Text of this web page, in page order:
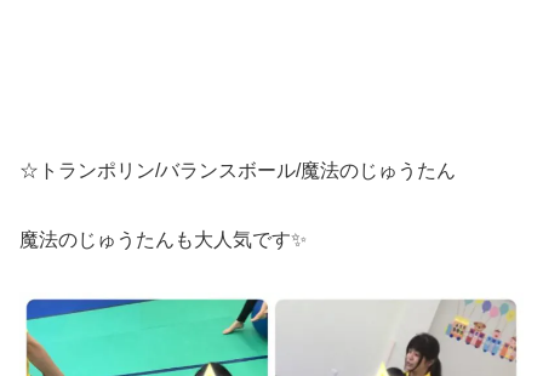
☆トランポリン/バランスボール/魔法のじゅうたん
魔法のじゅうたんも大人気です✨